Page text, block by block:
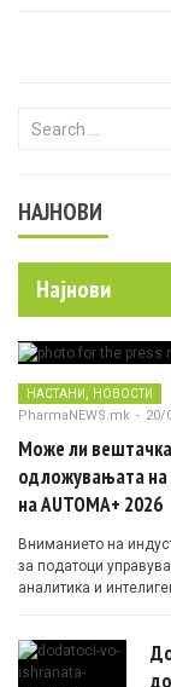
Search for:
НАЈНОВИ
Најнови
НАСТАНИ, НОВОСТИ
PharmaNEWS.mk - 20/
Може ли
одложувањата на
на AUTOMA+ 2026
Вниманието на
за податоци
аналитика и